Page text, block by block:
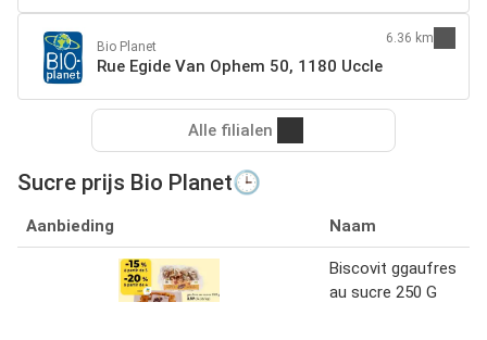
Bio Planet
Rue Egide Van Ophem 50, 1180 Uccle
6.36 km
Alle filialen
Sucre prijs Bio Planet🕒
Aanbieding Naam
Biscovit ggaufres
au sucre 250 G